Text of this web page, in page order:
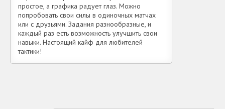
простое, а графика радует глаз. Можно
попробовать свои силы в одиночных матчах
или с друзьями. Задания разнообразные, и
каждый раз есть возможность улучшить свои
навыки. Настоящий кайф для любителей
тактики!